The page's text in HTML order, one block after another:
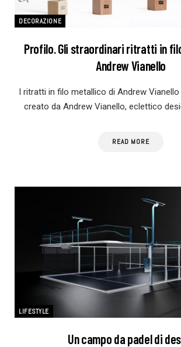
DECORAZIONE
Profilo. Gli straordinari ritratti in
Andrew Vianello
I ritratti in filo metallico di Andrew
creato da Andrew Vianello, eclettico
READ MORE
LIFESTYLE
Un campo da padel di